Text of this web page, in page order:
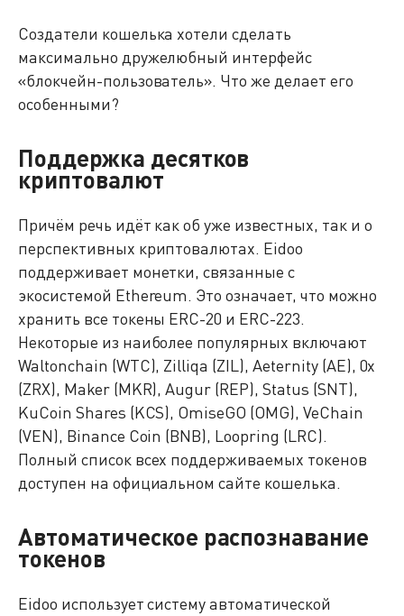
Создатели кошелька хотели сделать
максимально дружелюбный интерфейс
«блокчейн-пользователь». Что же делает его
особенными?
Поддержка десятков
криптовалют
Причём речь идёт как об уже известных, так и о
перспективных криптовалютах. Eidoo
поддерживает монетки, связанные с
экосистемой Ethereum. Это означает, что можно
хранить все токены ERC-20 и ERC-223.
Некоторые из наиболее популярных включают
Waltonchain (WTC), Zilliqa (ZIL), Aeternity (AE), 0x
(ZRX), Maker (MKR), Augur (REP), Status (SNT),
KuCoin Shares (KCS), OmiseGO (OMG), VeChain
(VEN), Binance Coin (BNB), Loopring (LRC).
Полный список всех поддерживаемых токенов
доступен на официальном сайте кошелька.
Автоматическое распознавание
токенов
Eidoo использует систему автоматической